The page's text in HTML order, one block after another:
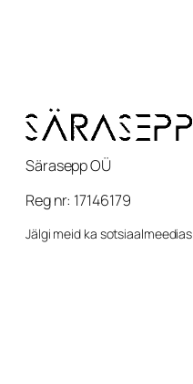
Särasepp OÜ
Reg nr: 17146179
Jälgi meid ka sotsiaalmeedias